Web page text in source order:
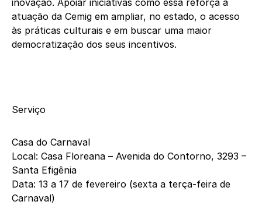
inovação. Apoiar iniciativas como essa reforça a
atuação da Cemig em ampliar, no estado, o acesso
às práticas culturais e em buscar uma maior
democratização dos seus incentivos.
Serviço
Casa do Carnaval
Local: Casa Floreana – Avenida do Contorno, 3293 –
Santa Efigênia
Data: 13 a 17 de fevereiro (sexta a terça-feira de
Carnaval)